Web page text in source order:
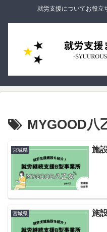
就労支援についてお役立
MYGOOD八
宮城県 施
宮城県 施